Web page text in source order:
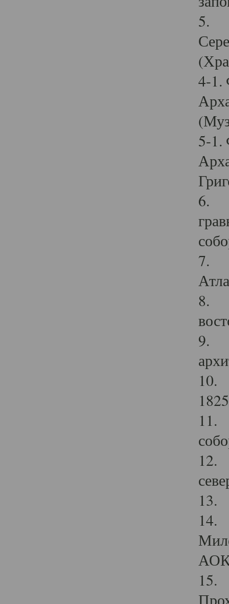
5.
4-1.
5-1.
6.
7.
8.
9.
10.
11.
12.
13.
14.
15.